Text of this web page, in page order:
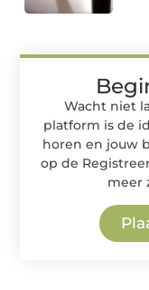
Wacht niet
platform is de
horen en jouw
op de
meer